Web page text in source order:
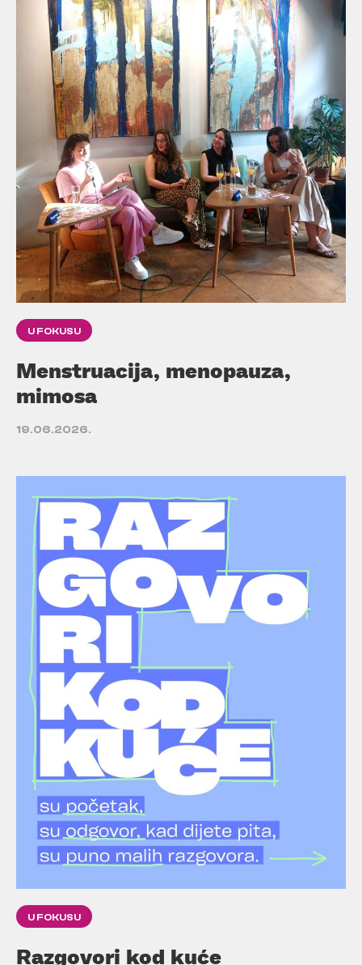
U FOKUSU
Menstruacija, menopauza,
mimosa
19.06.2026.
U FOKUSU
Razgovori kod kuće